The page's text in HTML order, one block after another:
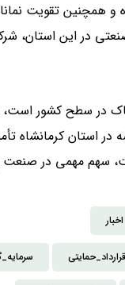
۱۹۰ نفر در استان کرمانشاه و
در این استان،
در سطح کشور
استان کرمانشاه
سهم مهمی در
اخبار